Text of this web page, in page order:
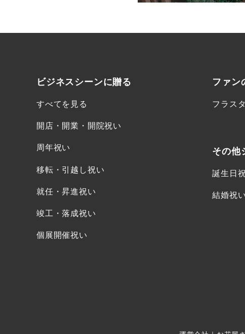
ビジネスシーンに贈る
すべてを見る
開店・開業・開院祝い
周年祝い
移転・引越し祝い
就任・昇進祝い
竣工・落成祝い
個展開催祝い
ファン
フラス
その他
誕生日
結婚祝い